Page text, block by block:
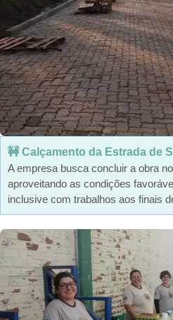
🚧 Calçamento da Estrada de
A empresa busca concluir a obra
aproveitando as condições
inclusive com trabalhos aos finais